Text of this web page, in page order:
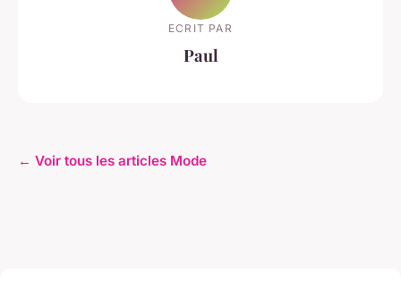
ECRIT PAR
Paul
← Voir tous les articles Mode